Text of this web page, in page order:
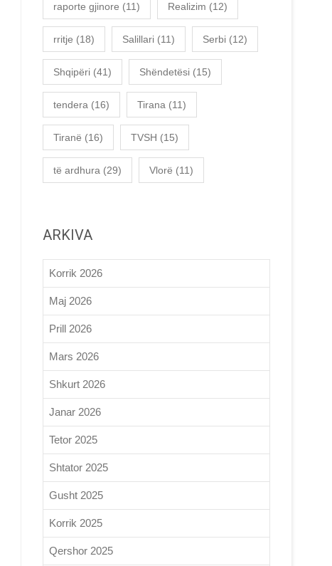
raporte gjinore (11) Realizim (12)
rritje (18) Salillari (11) Serbi (12)
Shqipëri (41) Shëndetësi (15)
tendera (16) Tirana (11)
Tiranë (16) TVSH (15)
të ardhura (29) Vlorë (11)
ARKIVA
Korrik 2026
Maj 2026
Prill 2026
Mars 2026
Shkurt 2026
Janar 2026
Tetor 2025
Shtator 2025
Gusht 2025
Korrik 2025
Qershor 2025